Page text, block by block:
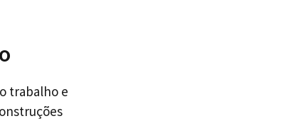
trabalho e